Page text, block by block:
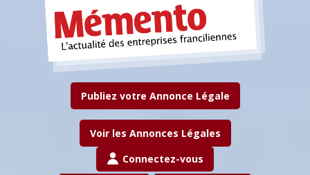
Publiez votre Annonce Légale
Voir les Annonces Légales
Connectez-vous